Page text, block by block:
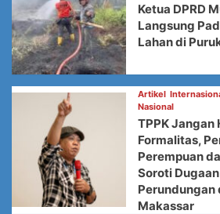
Ketua DPRD
Langsung
Lahan di
Artikel
Nasional
TPPK Jangan
Formalitas,
Perempuan
Soroti
Perundungan
Makassar